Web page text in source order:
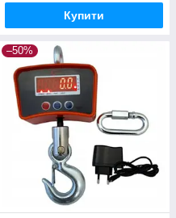
Купити
–50%